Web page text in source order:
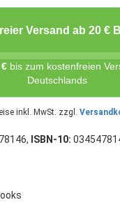
Versand ab 20 €
bis zum kostenfreien
Deutschlands
inkl. MwSt. zzgl.
ISBN-10: